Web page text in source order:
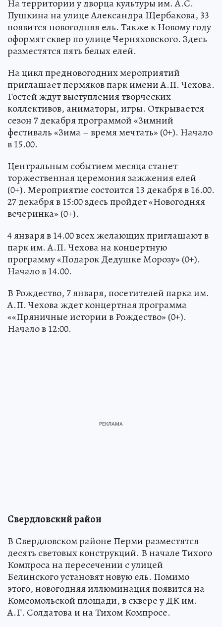
На территории у дворца культуры им. А.С.
Пушкина на улице Александра Щербакова, 33
появится новогодняя ель. Также к Новому году
оформят сквер по улице Черняховского. Здесь
разместятся пять белых елей.
На цикл предновогодних мероприятий
приглашает пермяков парк имени А.П. Чехова.
Гостей ждут выступления творческих
коллективов, аниматоры, игры. Открывается
сезон 7 декабря программой «Зимний
фестиваль «Зима – время мечтать» (0+). Начало
в 15.00.
Центральным событием месяца станет
торжественная церемония зажжения елей
(0+). Мероприятие состоится 13 декабря в 16.00.
27 декабря в 15:00 здесь пройдет «Новогодняя
вечеринка» (0+).
4 января в 14.00 всех желающих приглашают в
парк им. А.П. Чехова на концертную
программу «Подарок Дедушке Морозу» (0+).
Начало в 14.00.
В Рождество, 7 января, посетителей парка им.
А.П. Чехова ждет концертная программа
««Пряничные истории в Рождество» (0+).
Начало в 12:00.
Свердловский район
В Свердловском районе Перми разместятся
десять световых конструкций. В начале Тихого
Компроса на пересечении с улицей
Белинского установят новую ель. Помимо
этого, новогодняя иллюминация появится на
Комсомольской площади, в сквере у ДК им.
А.Г. Солдатова и на Тихом Компросе.